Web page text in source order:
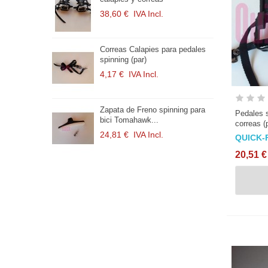
38,60 € IVA Incl.
Correas Calapies para pedales
spinning (par)
4,17 € IVA Incl.
Zapata de Freno spinning para
bici Tomahawk...
24,81 € IVA Incl.
Pedales
correas
QUICK-
20,51 €